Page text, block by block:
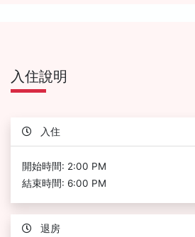
入住說明
入住
開始時間: 2:00 PM
結束時間: 6:00 PM
退房